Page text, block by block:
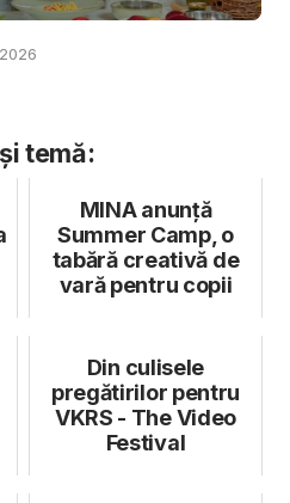
temă:
MINA anunță
Summer Camp, o
tabără creativă de
vară pentru copii
Din culisele
pregătirilor pentru
VKRS - The Video
Festival